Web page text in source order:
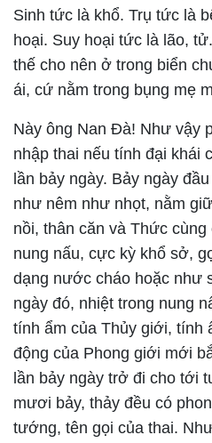
Sinh tức là khổ. Trụ tức là
hoại. Suy hoại tức là lão,
thế cho nên ở trong biển
ái, cứ nằm trong bụng mẹ
Này ông Nan Đà! Như vậy
nhập thai nếu tính đại khái
lần bảy ngày. Bảy ngày
như nêm như nhọt, nằm
nồi, thân căn và Thức
nung nấu, cực kỳ khổ sở,
dạng nước cháo hoặc như
ngày đó, nhiệt trong nung
tính ẩm của Thủy giới, tính
động của Phong giới mới
lần bảy ngày trở đi cho tới
mươi bảy, thảy đều có
tướng, tên gọi của thai.